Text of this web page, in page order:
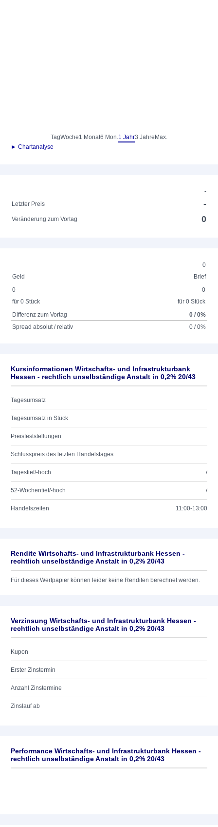
TagWoche1 Monat6 Mon.1 Jahr3 Jahre Max.
► Chartanalyse
-
Letzter Preis
-
Veränderung zum Vortag 0
0
Geld
Brief
0
für 0 Stück
0
für 0 Stück
Differenz zum Vortag
0 / 0%
Spread absolut / relativ
0 / 0%
Kursinformationen Wirtschafts- und Infrastrukturbank
Hessen - rechtlich unselbständige Anstalt in 0,2% 20/43
Tagesumsatz
Tagesumsatz in Stück
Preisfeststellungen
Schlusspreis des letzten Handelstages
Tagestief/-hoch /
52-Wochentief/-hoch /
Handelszeiten 11:00-13:00
Rendite Wirtschafts- und Infrastrukturbank Hessen -
rechtlich unselbständige Anstalt in 0,2% 20/43
Für dieses Wertpapier können leider keine Renditen berechnet werden.
Verzinsung Wirtschafts- und Infrastrukturbank Hessen -
rechtlich unselbständige Anstalt in 0,2% 20/43
Kupon
Erster Zinstermin
Anzahl Zinstermine
Zinslauf ab
Performance Wirtschafts- und Infrastrukturbank Hessen -
rechtlich unselbständige Anstalt in 0,2% 20/43